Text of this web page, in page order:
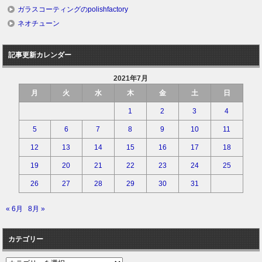
ガラスコーティングのpolishfactory
ネオチューン
記事更新カレンダー
2021年7月
月
火 水 木 金 土 日
1 2 3 4
5 6 7 8 9 10 11
12 13 14 15 16 17 18
19 20 21 22 23 24 25
26 27 28 29 30 31
« 6月 8月 »
カテゴリー